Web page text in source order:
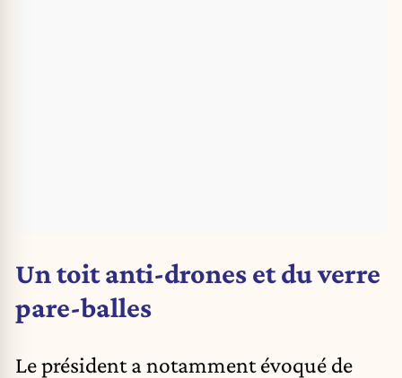
Un toit anti-drones et du verre
pare-balles
Le président a notamment évoqué de